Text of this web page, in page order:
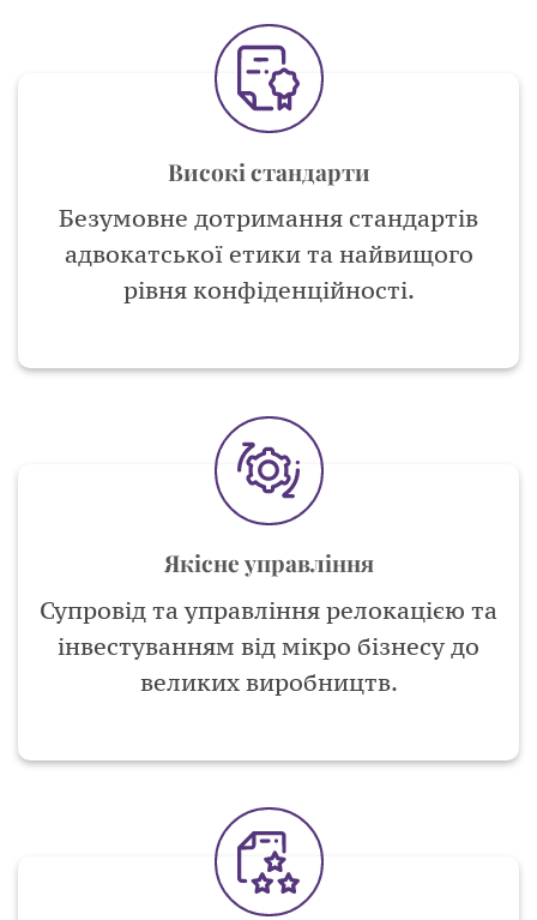
Високі стандарти
Безумовне дотримання стандартів
адвокатської етики та найвищого
рівня конфіденційності.
Якісне управління
Супровід та управління релокацією та
інвестуванням від мікро бізнесу до
великих виробництв.